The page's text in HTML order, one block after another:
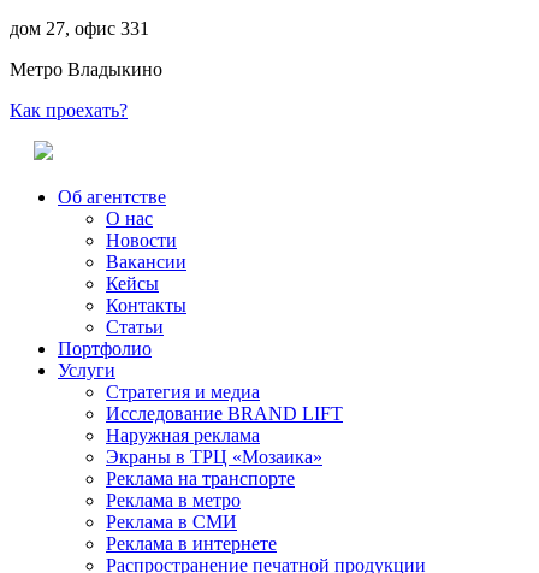
дом 27, офис 331
Метро Владыкино
Как проехать?
Об агентстве
О нас
Новости
Вакансии
Кейсы
Контакты
Статьи
Портфолио
Услуги
Стратегия и медиа
Исследование BRAND LIFT
Наружная реклама
Экраны в ТРЦ «Мозаика»
Реклама на транспорте
Реклама в метро
Реклама в СМИ
Реклама в интернете
Распространение печатной продукции